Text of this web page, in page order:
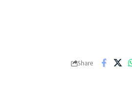
Share